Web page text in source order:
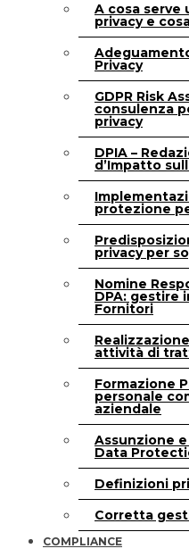
A cosa serve
privacy e
Privacy
GDPR Risk
consulenza
privacy
DPIA –
d’Impatto
protezione
privacy per
Nomine
DPA: gestire
Fornitori
attività di
Formazione
personale
aziendale
Assunzione
Data
Definizioni
Corretta
COMPLIANCE